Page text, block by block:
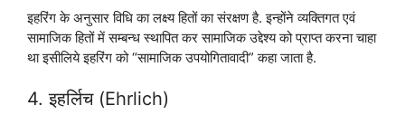
इहरिंग के अनुसार विधि का लक्ष्य हितों का संरक्षण है. इन्होंने व्यक्तिगत एवं
सामाजिक हितों में सम्बन्ध स्थापित कर सामाजिक उद्देश्य को प्राप्त करना चाहा
था इसीलिये इहरिंग को “सामाजिक उपयोगितावादी” कहा जाता है.
4. इहर्लिच (Ehrlich)